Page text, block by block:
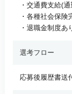
・交通費支給(
・各種社会保険
・退職金制度あ
選考フロー
応募後履歴書